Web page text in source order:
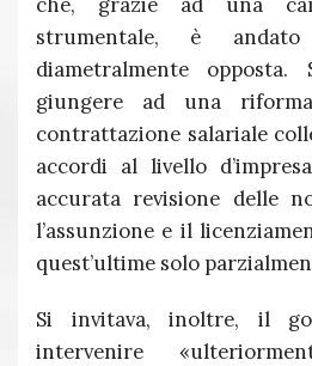
strumentale, è
diametralmente opposta.
giungere ad una
contrattazione salariale
accordi al livello
accurata revisione delle
l’assunzione e il
quest’ultime solo
Si invitava, inoltre, il
intervenire